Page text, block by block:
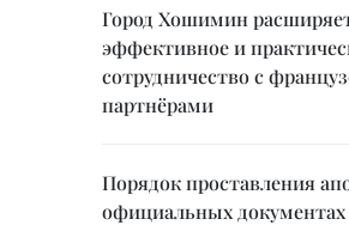
Город Хошимин
эффективное и
сотрудничество с
партнёрами
Порядок проставления
официальных документах